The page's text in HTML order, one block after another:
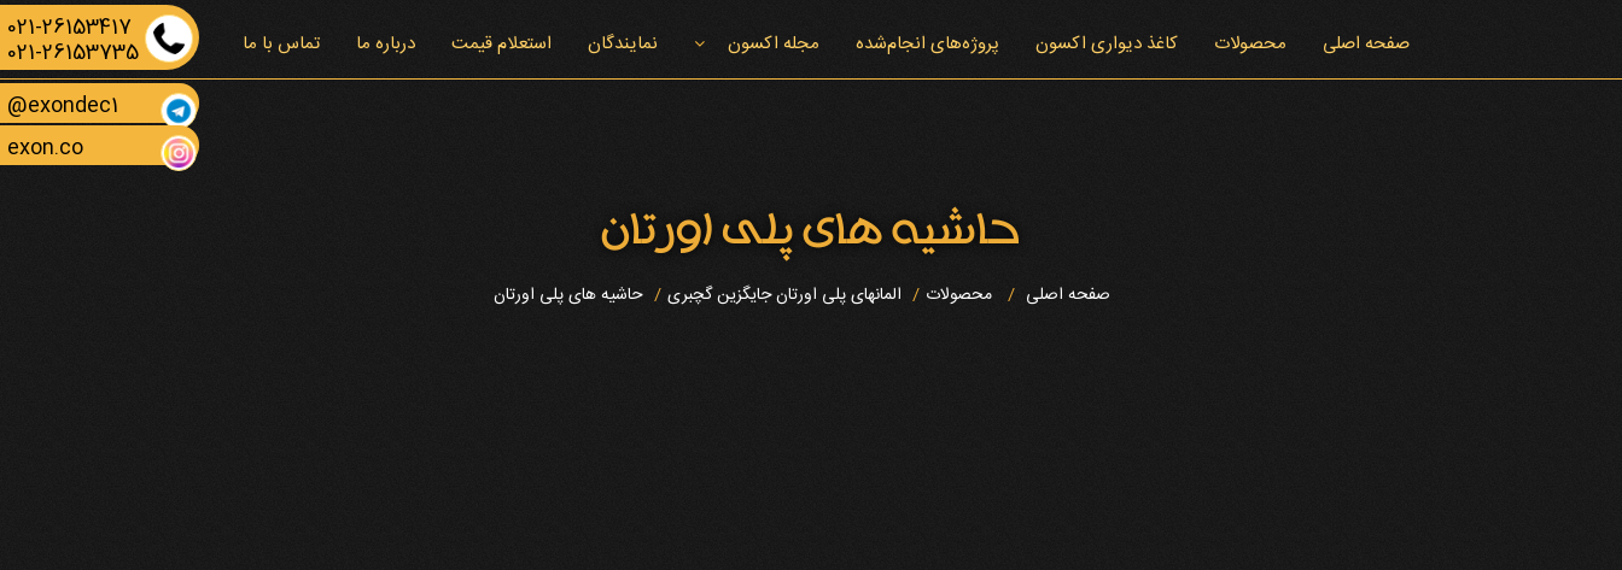
صفحه اصلی محصولات کاغذ دیواری اکسون پروژه‌های انجام‌شده
مجله اکسون
اخبار اکسون
نمایندگان استعلام قیمت درباره ما تماس با ما
حاشیه های پلی اورتان
صفحه اصلی محصولات المانهای پلی اورتان جایگزین گچبری حاشیه های پلی اورتان
021-26153417
021-26153735
exondec1@
exon.co